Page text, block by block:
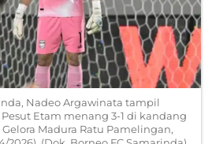
Nadeo Argawinata tampil
Etam menang 3-1 di kandang
Madura Ratu Pamelingan,